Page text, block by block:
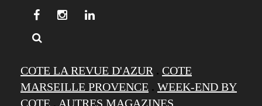
COTE LA REVUE D'AZUR . COTE
MARSEILLE PROVENCE . WEEK-END BY
COTE . AUTRES MAGAZINES